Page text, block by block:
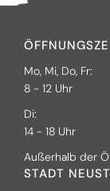
Mo, Mi, Do, Fr:
8 - 12 Uhr
Di:
14 - 18 Uhr
Außerhalb der
STADT